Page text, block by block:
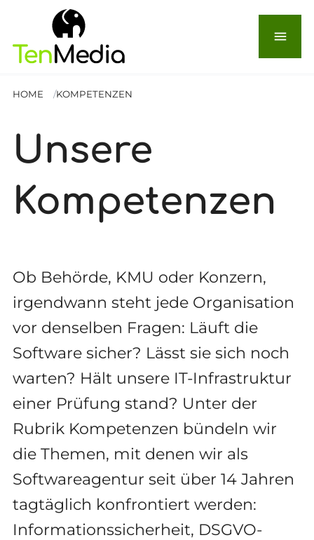
menu
HOME KOMPETENZEN
Unsere
Kompetenzen
Ob Behörde, KMU oder Konzern,
irgendwann steht jede Organisation
vor denselben Fragen: Läuft die
Software sicher? Lässt sie sich noch
warten? Hält unsere IT-Infrastruktur
einer Prüfung stand? Unter der
Rubrik Kompetenzen bündeln wir
die Themen, mit denen wir als
Softwareagentur seit über 14 Jahren
tagtäglich konfrontiert werden:
Informationssicherheit, DSGVO-